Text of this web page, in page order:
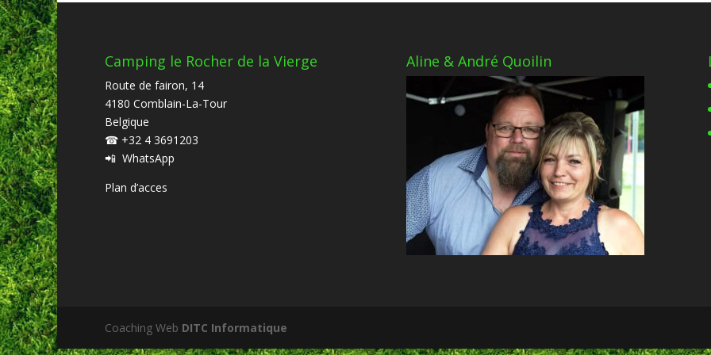
Camping le Rocher de la Vierge
Route de fairon, 14
4180 Comblain-La-Tour
Belgique
☎ +32 4 3691203
📲 WhatsApp
Plan d’acces
Aline & André Quoilin
Coaching Web DITC Informatique